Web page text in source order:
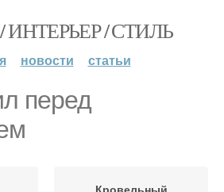
/ СТИЛЬ
новости статьи
перед
Кровельный